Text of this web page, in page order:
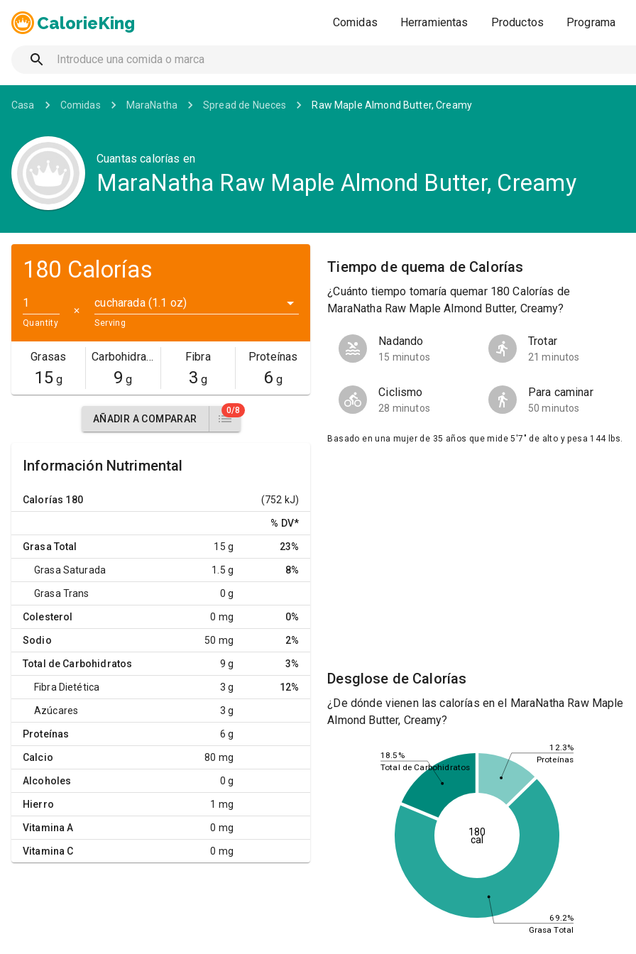
CalorieKing Comidas Herramientas Productos Programa
Casa Comidas MaraNatha Spread de Nueces Raw Maple Almond Butter, Creamy
Cuantas calorías en
MaraNatha Raw Maple Almond Butter, Creamy
180 Calorías
Quantity
✕
cucharada (1.1 oz)
Serving
Grasas
15g
Carbohidratos
9 g
Fibra
3 g
Proteínas
6 g
AÑADIR A COMPARAR
0/8
Información Nutrimental
Calorías 180 (752 kJ)
% DV*
Grasa Total 15 g 23%
Grasa Saturada 1.5 g 8%
Grasa Trans 0 g
Colesterol 0 mg 0%
Sodio 50 mg 2%
Total de Carbohidratos 9 g 3%
Fibra Dietética 3 g 12%
Azúcares 3 g
Proteínas 6 g
Calcio 80 mg
Alcoholes 0 g
Hierro 1 mg
Vitamina A 0 mg
Vitamina C 0 mg
Tiempo de quema de Calorías
¿Cuánto tiempo tomaría quemar 180 Calorías de
MaraNatha Raw Maple Almond Butter, Creamy?
Nadando
15 minutos
Trotar
21 minutos
Ciclismo
28 minutos
Para caminar
50 minutos
Basado en una mujer de 35 años que mide 5'7" de alto y pesa 144 lbs.
Desglose de Calorías
¿De dónde vienen las calorías en el MaraNatha Raw Maple
Almond Butter, Creamy?
12.3%
69.2%
18.5% Proteínas
Grasa Total
Total de Carbohidratos
180
cal